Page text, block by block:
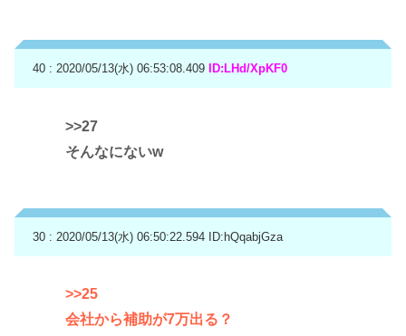
40 : 2020/05/13(水) 06:53:08.409 ID:LHd/XpKF0
>>27
そんなにないw
30 : 2020/05/13(水) 06:50:22.594 ID:hQqabjGza
>>25
会社から補助が7万出る？